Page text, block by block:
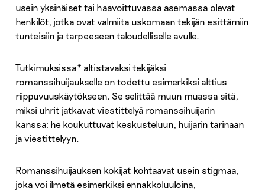
usein yksinäiset tai haavoittuvassa asemassa olevat
henkilöt, jotka ovat valmiita uskomaan tekijän esittämiin
tunteisiin ja tarpeeseen taloudelliselle avulle.
Tutkimuksissa* altistavaksi tekijäksi
romanssihuijaukselle on todettu esimerkiksi alttius
riippuvuuskäytökseen. Se selittää muun muassa sitä,
miksi uhrit jatkavat viestittelyä romanssihuijarin
kanssa: he koukuttuvat keskusteluun, huijarin tarinaan
ja viestittelyyn.
Romanssihuijauksen kokijat kohtaavat usein stigmaa,
joka voi ilmetä esimerkiksi ennakkoluuloina,